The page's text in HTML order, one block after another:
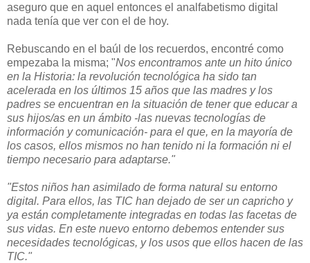
aseguro que en aquel entonces el analfabetismo digital
nada tenía que ver con el de hoy.
Rebuscando en el baúl de los recuerdos, encontré como
empezaba la misma; "Nos encontramos ante un hito único
en la Historia: la revolución tecnológica ha sido tan
acelerada en los últimos 15 años que las madres y los
padres se encuentran en la situación de tener que educar a
sus hijos/as en un ámbito -las nuevas tecnologías de
información y comunicación- para el que, en la mayoría de
los casos, ellos mismos no han tenido ni la formación ni el
tiempo necesario para adaptarse."
"Estos niños han asimilado de forma natural su entorno
digital. Para ellos, las TIC han dejado de ser un capricho y
ya están completamente integradas en todas las facetas de
sus vidas. En este nuevo entorno debemos entender sus
necesidades tecnológicas, y los usos que ellos hacen de las
TIC."